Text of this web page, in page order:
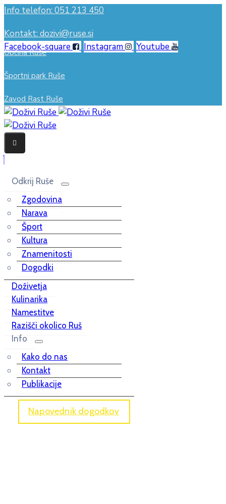
Info telefon: 051 213 450
Kontakt: dozivi@ruse.si
Facebook-square
Instagram Youtube
Občina Ruše
Športni park Ruše
Zavod Rast Ruše
Odkrij Ruše
Zgodovina
Narava
Šport
Kultura
Znamenitosti
Dogodki
Doživetja
Kulinarika
Namestitve
Razišči okolico Ruš
Info
Kako do nas
Kontakt
Publikacije
Napovednik dogodkov